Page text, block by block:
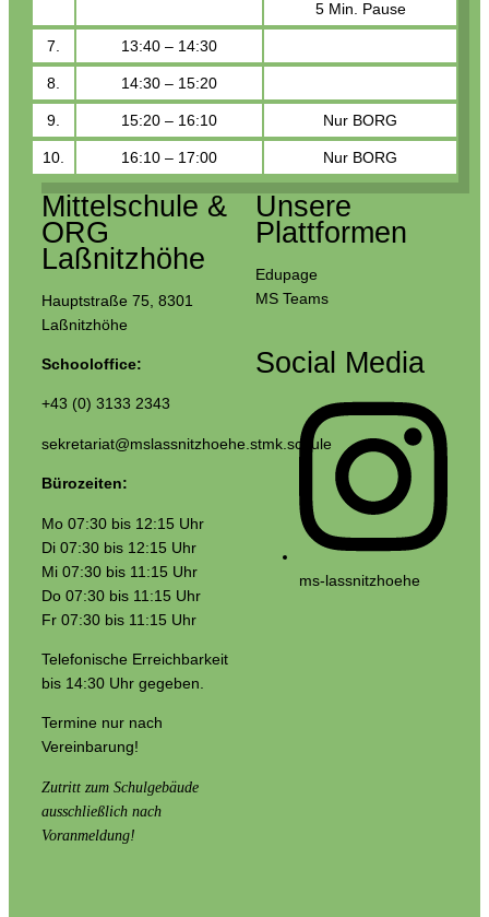
5 Min. Pause
7. 13:40 – 14:30
8. 14:30 – 15:20
9. 15:20 – 16:10 Nur BORG
10. 16:10 – 17:00 Nur BORG
Mittelschule &
ORG
Laßnitzhöhe
Hauptstraße 75, 8301
Laßnitzhöhe
Schooloffice:
+43 (0) 3133 2343
sekretariat@mslassnitzhoehe.stmk.schule
Bürozeiten:
Mo 07:30 bis 12:15 Uhr
Di 07:30 bis 12:15 Uhr
Mi 07:30 bis 11:15 Uhr
Do 07:30 bis 11:15 Uhr
Fr 07:30 bis 11:15 Uhr
Telefonische Erreichbarkeit
bis 14:30 Uhr gegeben.
Termine nur nach
Vereinbarung!
Zutritt zum Schulgebäude
ausschließlich nach
Voranmeldung!
Unsere
Plattformen
Edupage
MS Teams
Social Media
ms-lassnitzhoehe